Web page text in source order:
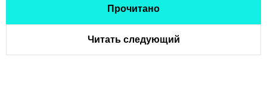
Прочитано
Читать следующий